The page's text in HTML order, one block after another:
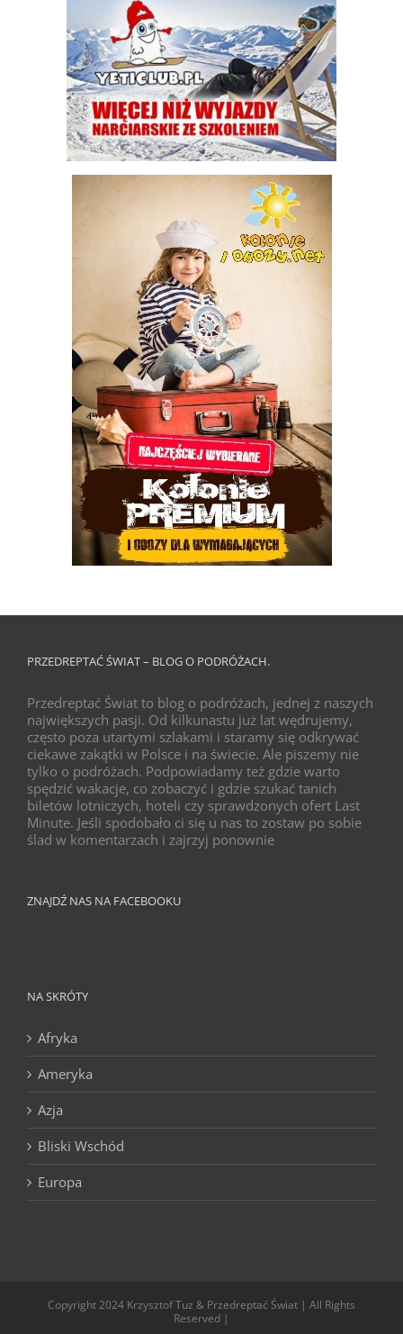
PRZEDREPTAĆ ŚWIAT – BLOG O PODRÓŻACH.
Przedreptać Świat to blog o podróżach, jednej z naszych
największych pasji. Od kilkunastu już lat wędrujemy,
często poza utartymi szlakami i staramy się odkrywać
ciekawe zakątki w Polsce i na świecie. Ale piszemy nie
tylko o podróżach. Podpowiadamy też gdzie warto
spędzić wakacje, co zobaczyć i gdzie szukać tanich
biletów lotniczych, hoteli czy sprawdzonych ofert Last
Minute. Jeśli spodobało ci się u nas to zostaw po sobie
ślad w komentarzach i zajrzyj ponownie
ZNAJDŹ NAS NA FACEBOOKU
NA SKRÓTY
Afryka
Ameryka
Azja
Bliski Wschód
Europa
Copyright 2024 Krzysztof Tuz & Przedreptać Świat | All Rights
Reserved |